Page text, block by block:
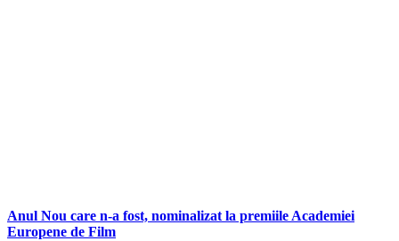
Anul Nou care n-a fost, nominalizat la premiile Academiei
Europene de Film